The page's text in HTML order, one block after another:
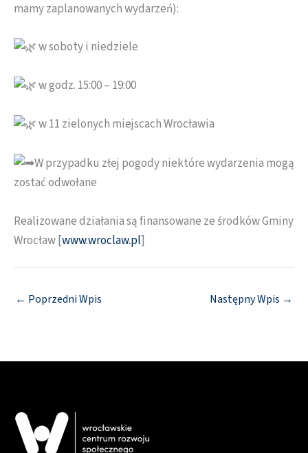
mamy zaplanowanych wydarzeń):
w soboty i niedziele
w godz. 15:00 – 19:00
w 11 zielonych miejscach Wrocławia
W przypadku złej pogody niektóre wydarzenia mogą
zostać odwołane
Realizowane działania są finansowane ze środków Gminy
Wrocław [www.wroclaw.pl]
← Poprzedni Wpis Następny Wpis →